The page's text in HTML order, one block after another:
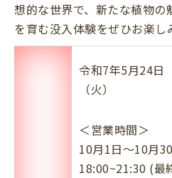
想的な世界で、新たな植物の
を育む没入体験をぜひお楽し
令和7年5月24日
（火）
＜営業時間＞
10月1日～10月
18:00~21:30 (最